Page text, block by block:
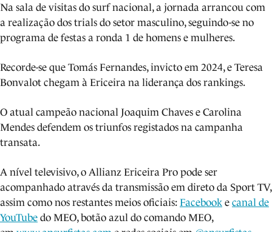
Na sala de visitas do surf nacional, a jornada arrancou com
a realização dos trials do setor masculino, seguindo-se no
programa de festas a ronda 1 de homens e mulheres.
Recorde-se que Tomás Fernandes, invicto em 2024, e Teresa
Bonvalot chegam à Ericeira na liderança dos rankings.
O atual campeão nacional Joaquim Chaves e Carolina
Mendes defendem os triunfos registados na campanha
transata.
A nível televisivo, o Allianz Ericeira Pro pode ser
acompanhado através da transmissão em direto da Sport TV,
assim como nos restantes meios oficiais: Facebook e canal de
YouTube do MEO, botão azul do comando MEO,